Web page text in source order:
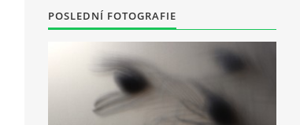
POSLEDNÍ FOTOGRAFIE